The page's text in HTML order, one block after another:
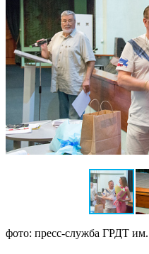
фото: пресс-служба ГРДТ им.